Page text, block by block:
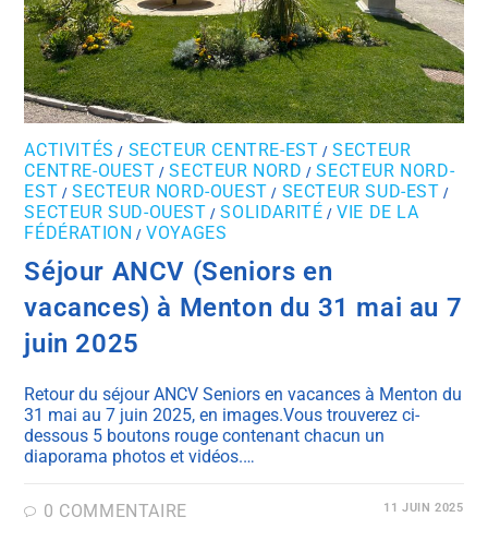
ACTIVITÉS / SECTEUR CENTRE-EST /SECTEUR
CENTRE-OUEST /SECTEUR NORD /SECTEUR NORD-
EST /SECTEUR NORD-OUEST / SECTEUR SUD-EST /
SECTEUR SUD-OUEST /SOLIDARITÉ / VIE DE LA
FÉDÉRATION / VOYAGES
Séjour ANCV (Seniors en
vacances) à Menton du 31 mai au 7
juin 2025
Retour du séjour ANCV Seniors en vacances à Menton du
31 mai au 7 juin 2025, en images.Vous trouverez ci-
dessous 5 boutons rouge contenant chacun un
diaporama photos et vidéos.…
0 COMMENTAIRE 11 JUIN 2025